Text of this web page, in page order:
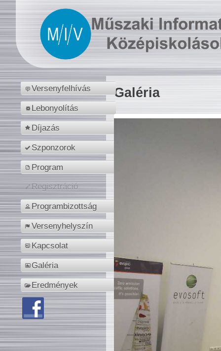
Versenyfelhívás
Lebonyolítás
Díjazás
Szponzorok
Program
Regisztráció
Programbizottság
Versenyhelyszín
Kapcsolat
Galéria
Eredmények
Galéria